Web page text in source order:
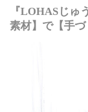
『LOHASじゅ
素材】で【手